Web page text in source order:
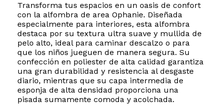
Transforma tus espacios en un oasis de confort
con la alfombra de area Ophanie. Diseñada
especialmente para interiores, esta alfombra
destaca por su textura ultra suave y mullida de
pelo alto, ideal para caminar descalzo o para
que los niños jueguen de manera segura. Su
confección en poliester de alta calidad garantiza
una gran durabilidad y resistencia al desgaste
diario, mientras que su capa intermedia de
esponja de alta densidad proporciona una
pisada sumamente comoda y acolchada.